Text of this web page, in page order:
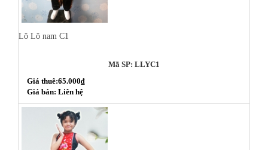
Lô Lô nam C1
Mã SP: LLYC1
Giá thuê:65.000₫
Giá bán: Liên hệ